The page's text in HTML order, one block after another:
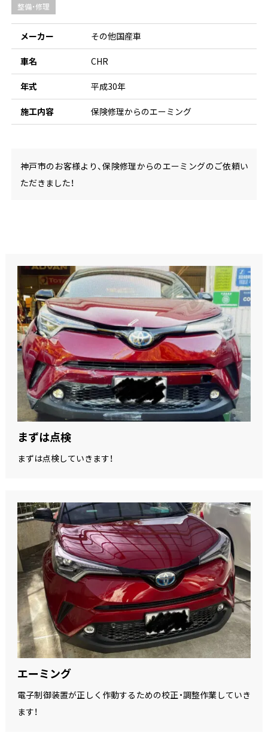
整備・修理
メーカー その他国産車
車名 CHR
年式 平成30年
施工内容 保険修理からのエーミング
神戸市のお客様より、保険修理からのエーミングのご依頼い
ただきました！
まずは点検
まずは点検していきます！
エーミング
電子制御装置が正しく作動するための校正・調整作業していき
ます！